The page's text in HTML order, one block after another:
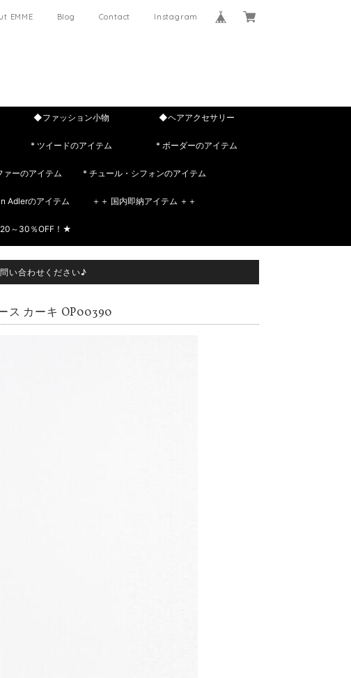
EMME Blog Contact Instagram
◆ファッション小物 ◆ヘアアクセサリー
* ツイードのアイテム * ボーダーのアイテム
ーのアイテム * チュール・シフォンのアイテム
Adlerのアイテム ＋＋ 国内即納アイテム ＋＋
～30％OFF！★
い合わせください♪
ス カーキ OP00390